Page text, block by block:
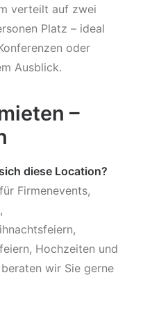
verteilt auf zwei
Platz – ideal
oder
Ausblick.
–
diese Location?
Firmenevents,
Hochzeiten und
wir Sie gerne